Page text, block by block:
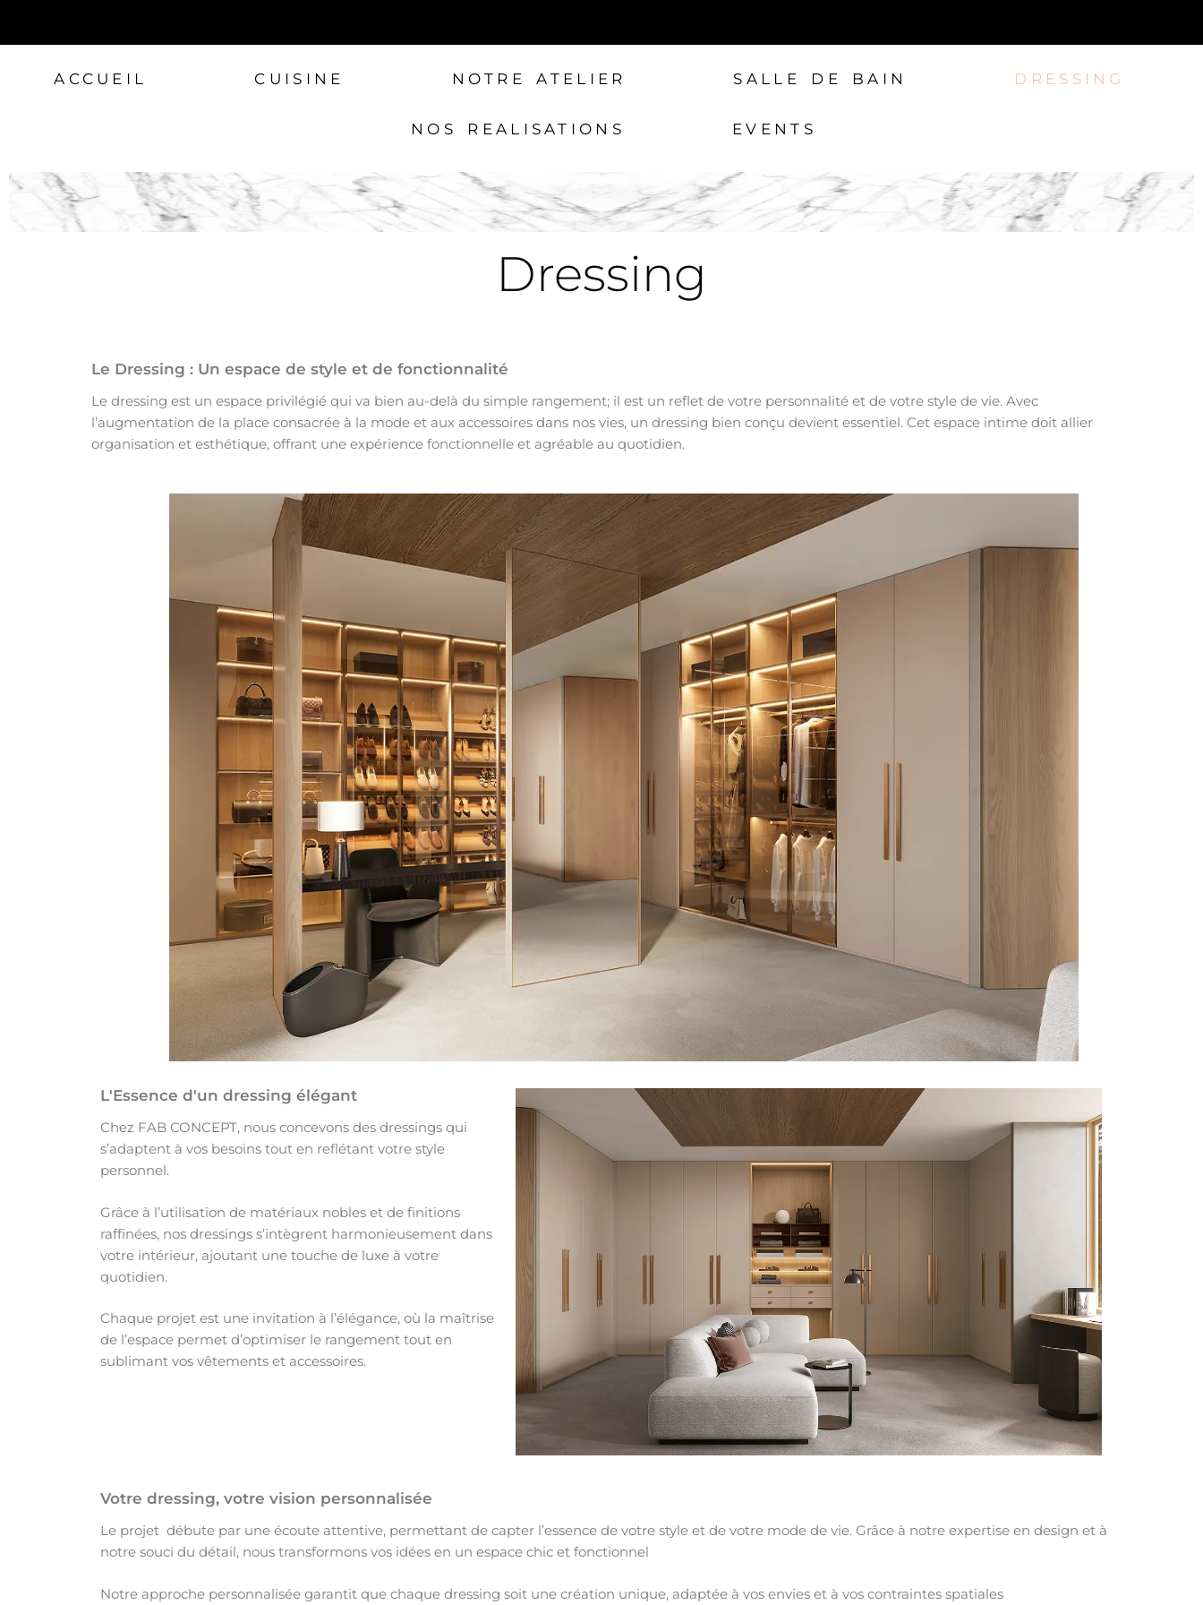
ACCUEIL CUISINE NOTRE ATELIER SALLE DE BAIN DRESSING
NOS REALISATIONS EVENTS
Dressing
Le Dressing : Un espace de style et de fonctionnalité
Le dressing est un espace privilégié qui va bien au-delà du simple rangement; il est un reflet de votre personnalité et de votre style de vie. Avec
l’augmentation de la place consacrée à la mode et aux accessoires dans nos vies, un dressing bien conçu devient essentiel. Cet espace intime doit allier
organisation et esthétique, offrant une expérience fonctionnelle et agréable au quotidien.
L'Essence d'un dressing élégant
Chez FAB CONCEPT, nous concevons des dressings qui
s’adaptent à vos besoins tout en reflétant votre style
personnel.
Grâce à l’utilisation de matériaux nobles et de finitions
raffinées, nos dressings s’intègrent harmonieusement dans
votre intérieur, ajoutant une touche de luxe à votre
quotidien.
Chaque projet est une invitation à l’élégance, où la maîtrise
de l’espace permet d’optimiser le rangement tout en
sublimant vos vêtements et accessoires.
Votre dressing, votre vision personnalisée
Le projet débute par une écoute attentive, permettant de capter l’essence de votre style et de votre mode de vie. Grâce à notre expertise en design et à
notre souci du détail, nous transformons vos idées en un espace chic et fonctionnel
Notre approche personnalisée garantit que chaque dressing soit une création unique, adaptée à vos envies et à vos contraintes spatiales